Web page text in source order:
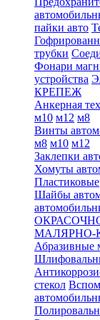
пайки авто
трубки
Фонари
устройства
КРЕПЕЖ
Анкерная
м10 м12 м8
Винты
м8 м10 м12
Заклепки
Хомуты
Пластиковые
Шайбы
МАЛЯРНО-
Абразивные
стекол